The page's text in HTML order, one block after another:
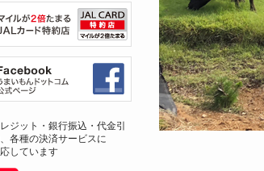
ジット・銀行振込・代金引
各種の決済サービスに
しています